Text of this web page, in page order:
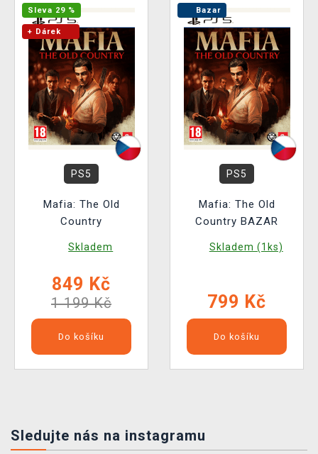
Sleva 29 %
+ Dárek
PS5
Mafia: The Old
Country
Skladem
849 Kč
1 199 Kč
Do košíku
Bazar
PS5
Mafia: The Old
Country BAZAR
Skladem (1ks)
799 Kč
Do košíku
Sledujte nás na instagramu